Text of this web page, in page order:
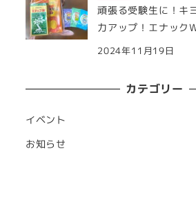
頑張る受験生に！キ
力アップ！エナック
2024年11月19日
カテゴリー
イベント
お知らせ